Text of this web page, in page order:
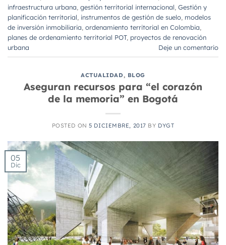
infraestructura urbana gestión territorial internacional Gestión y
planificación territorial instrumentos de gestión de suelo modelos
de inversión inmobiliaria ordenamiento territorial en Colombia
planes de ordenamiento territorial POT, proyectos de renovación
urbana
Deje un comentario
ACTUALIDAD, BLOG
Aseguran recursos para “el corazón
de la memoria” en Bogotá
POSTED ON5 DICIEMBRE, 2017 BY DYGT
05
Dic